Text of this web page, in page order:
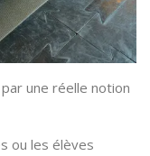
une réelle notion
ou les élèves